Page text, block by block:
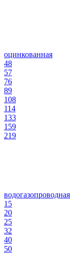
оцинкованная
48
57
76
89
108
114
133
159
219
водогазопроводная
15
20
25
32
40
50